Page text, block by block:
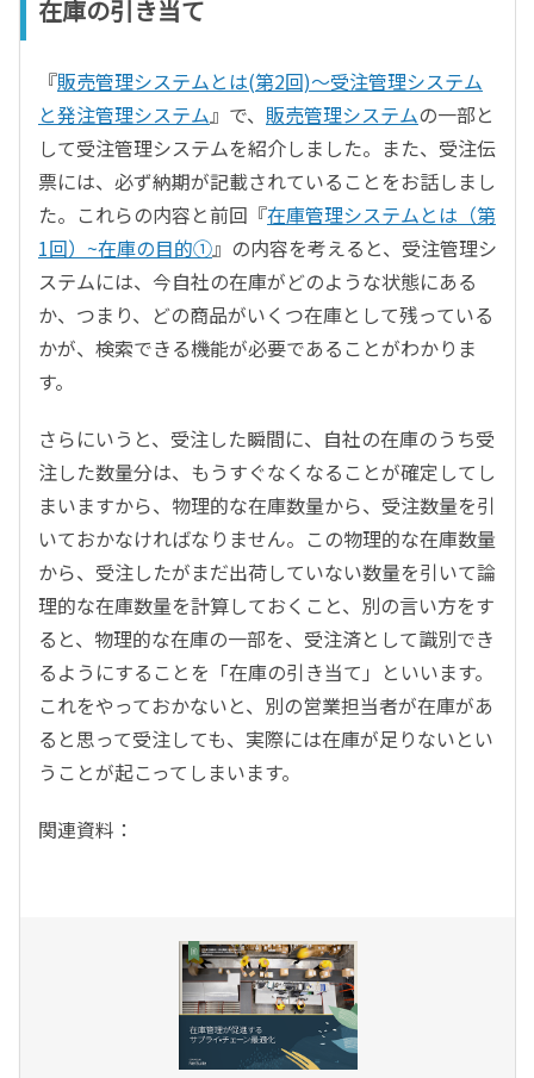
CRM／営業支援／Eコマース
データ分析／BI
ガバナンス／リスク管理
BPR／業務改善
在庫の引き当て
『販売管理システムとは(第2回)～受注管理システム
と発注管理システム』で、 販売管理システムの一部と
して受注管理システムを紹介しました。また、受注伝
票には、必ず納期が記載されていることをお話しまし
た。これらの内容と前回『在庫管理システムとは（第
1回）~在庫の目的①』の内容を考えると、受注管理シ
ステムには、今自社の在庫がどのような状態にある
か、つまり、どの商品がいくつ在庫として残っている
かが、検索できる機能が必要であることがわかりま
す。
さらにいうと、受注した瞬間に、自社の在庫のうち受
注した数量分は、もうすぐなくなることが確定してし
まいますから、物理的な在庫数量から、受注数量を引
いておかなければなりません。この物理的な在庫数量
から、受注したがまだ出荷していない数量を引いて論
理的な在庫数量を計算しておくこと、別の言い方をす
ると、物理的な在庫の一部を、受注済として識別でき
るようにすることを「在庫の引き当て」といいます。
これをやっておかないと、別の営業担当者が在庫があ
ると思って受注しても、実際には在庫が足りないとい
うことが起こってしまいます。
関連資料：